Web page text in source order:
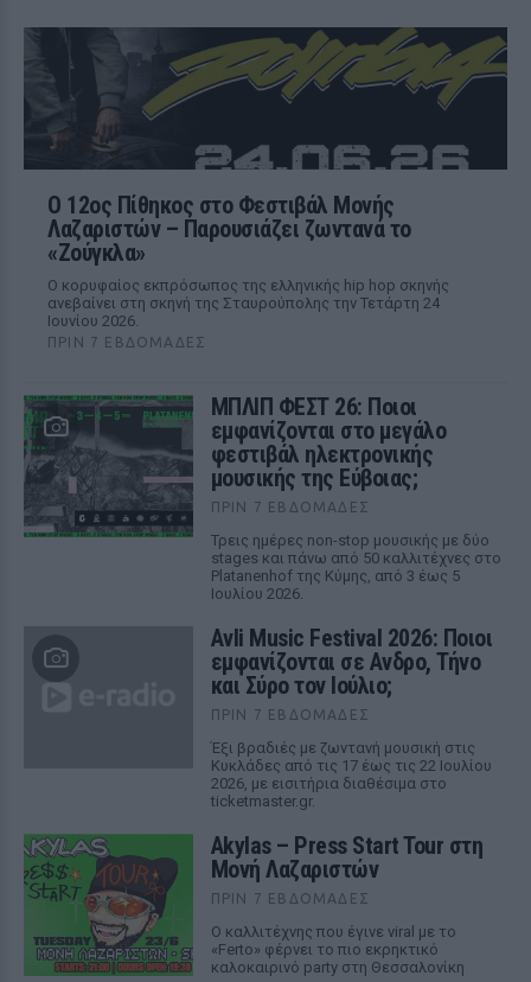
Ο 12ος Πίθηκος στο Φεστιβάλ Μονής
Λαζαριστών – Παρουσιάζει ζωντανά το
«Ζούγκλα»
Ο κορυφαίος εκπρόσωπος της ελληνικής hip hop σκηνής
ανεβαίνει στη σκηνή της Σταυρούπολης την Τετάρτη 24
Ιουνίου 2026.
ΠΡΙΝ 7 ΕΒΔΟΜΆΔΕΣ
ΜΠΛΙΠ ΦΕΣΤ 26: Ποιοι
εμφανίζονται στο μεγάλο
φεστιβάλ ηλεκτρονικής
μουσικής της Εύβοιας;
ΠΡΙΝ 7 ΕΒΔΟΜΆΔΕΣ
Τρεις ημέρες non-stop μουσικής με δύο
stages και πάνω από 50 καλλιτέχνες στο
Platanenhof της Κύμης, από 3 έως 5
Ιουλίου 2026.
Avli Music Festival 2026: Ποιοι
εμφανίζονται σε Ανδρο, Τήνο
και Σύρο τον Ιούλιο;
ΠΡΙΝ 7 ΕΒΔΟΜΆΔΕΣ
Έξι βραδιές με ζωντανή μουσική στις
Κυκλάδες από τις 17 έως τις 22 Ιουλίου
2026, με εισιτήρια διαθέσιμα στο
ticketmaster.gr.
Akylas – Press Start Tour στη
Μονή Λαζαριστών
ΠΡΙΝ 7 ΕΒΔΟΜΆΔΕΣ
Ο καλλιτέχνης που έγινε viral με το
«Ferto» φέρνει το πιο εκρηκτικό
καλοκαιρινό party στη Θεσσαλονίκη